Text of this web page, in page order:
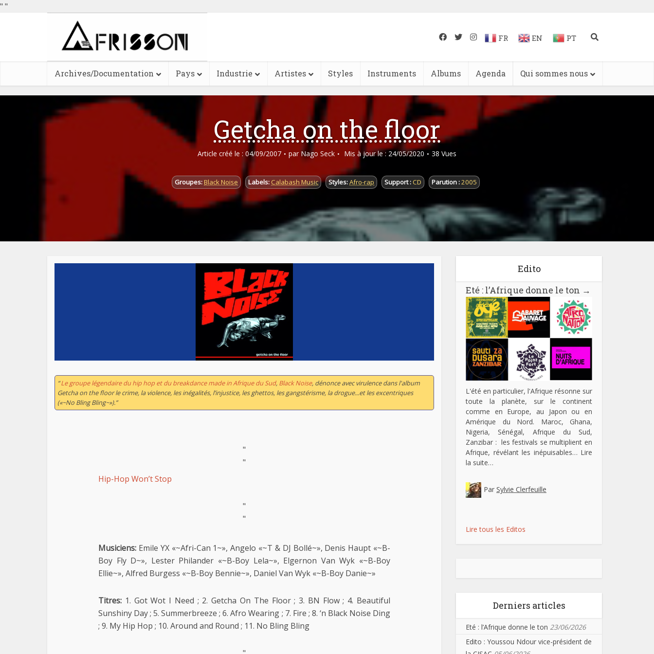
" "
FR EN PT
Archives/Documentation Pays Industrie Artistes Styles Instruments Albums Agenda Qui sommes nous
Getcha on the floor
Article créé le : 04/09/2007 par Nago Seck Mis à jour le : 24/05/2020 38 Vues
Groupes:Black Noise Labels:Calabash Music Styles:Afro-rap Support :CD Parution :2005
“Le groupe légendaire du hip hop et du breakdance made in Afrique du Sud, Black Noise, dénonce avec virulence dans l'album
Getcha on the floorle crime, la violence, les inégalités, l’injustice, les ghettos, les gangstérisme, la drogue...et les excentriques
(«~No Bling Bling~»).”
"
"
Hip-Hop Won’t Stop
"
"
Musiciens: Emile YX «~Afri-Can 1~», Angelo «~T & DJ Bollé~», Denis Haupt «~B-
Boy Fly D~», Lester Philander «~B-Boy Lela~», Elgernon Van Wyk «~B-Boy
Ellie~», Alfred Burgess «~B-Boy Bennie~», Daniel Van Wyk «~B-Boy Danie~»
Titres: 1. Got Wot I Need ; 2. Getcha On The Floor ; 3. BN Flow ; 4. Beautiful
Sunshiny Day ; 5. Summerbreeze ; 6. Afro Wearing ; 7. Fire ; 8. ‘n Black Noise Ding
; 9. My Hip Hop ; 10. Around and Round ; 11. No Bling Bling
Edito
Eté : l’Afrique donne le ton →
L'été en particulier, l'Afrique résonne sur
toute la planète, sur le continent
comme en Europe, au Japon ou en
Amérique du Nord. Maroc, Ghana,
Nigeria, Sénégal, Afrique du Sud,
Zanzibar : les festivals se multiplient en
Afrique, révélant les inépuisables… Lire
la suite…
Par Sylvie Clerfeuille
Lire tous les Editos
Derniers articles
Eté : l’Afrique donne le ton 23/06/2026
Edito : Youssou Ndour vice-président de